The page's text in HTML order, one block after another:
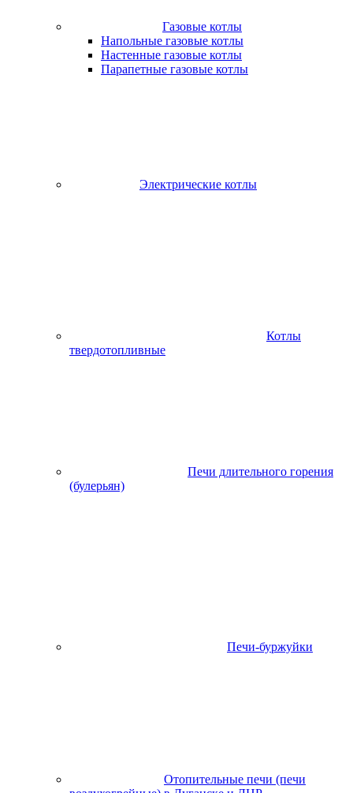
Газовые котлы
Напольные газовые котлы
Настенные газовые котлы
Парапетные газовые котлы
Электрические котлы
Котлы
твердотопливные
Печи длительного горения
(булерьян)
Печи-буржуйки
Отопительные печи (печи